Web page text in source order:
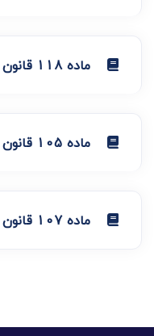
ماده 118 قانون مجازات اسلامی
ماده 105 قانون مجازات اسلامی
ماده 107 قانون مجازات اسلامی